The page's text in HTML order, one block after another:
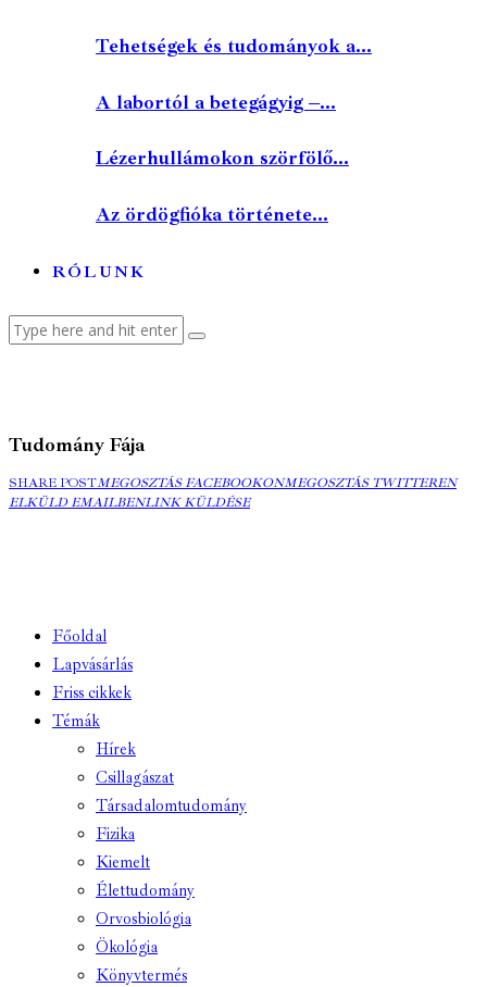
Tehetségek és tudományok a...
A labortól a betegágyig –...
Lézerhullámokon szörfölő...
Az ördögfióka története...
RÓLUNK
Tudomány Fája
SHARE POSTMEGOSZTÁS
FACEBOOKON
MEGOSZTÁS FACEBOOKONMEGOSZTÁS
MEGOSZTÁS TWITTEREN
ELKÜLD EMAILBENCOPY
LINK KÜLDÉSE
Főoldal
Lapvásárlás
Friss cikkek
Témák
Hírek
Csillagászat
Társadalomtudomány
Fizika
Kiemelt
Élettudomány
Orvosbiológia
Ökológia
Könyvtermés